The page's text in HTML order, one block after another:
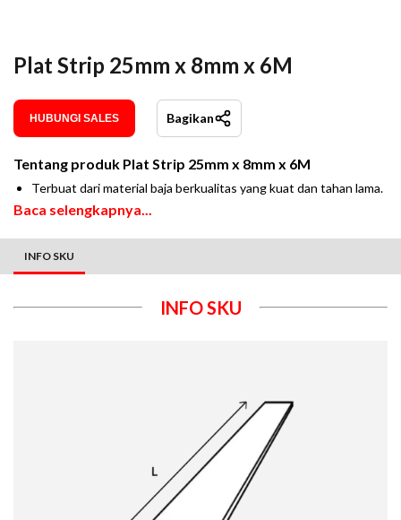
Plat Strip 25mm x 8mm x 6M
HUBUNGI SALES Bagikan
Tentang produk Plat Strip 25mm x 8mm x 6M
Terbuat dari material baja berkualitas yang kuat dan tahan lama.
Baca selengkapnya...
INFO SKU
INFO SKU